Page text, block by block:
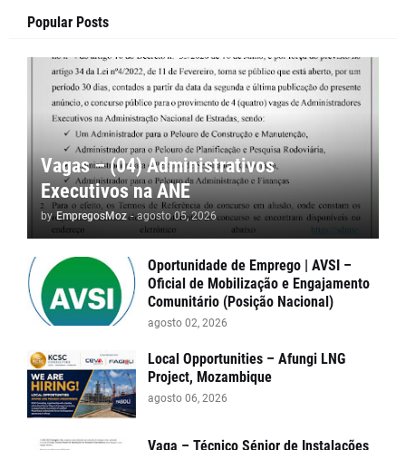
Popular Posts
Vagas – (04) Administrativos
Executivos na ANE
by EmpregosMoz - agosto 05, 2026
Oportunidade de Emprego | AVSI –
Oficial de Mobilização e Engajamento
Comunitário (Posição Nacional)
agosto 02, 2026
Local Opportunities – Afungi LNG
Project, Mozambique
agosto 06, 2026
Vaga – Técnico Sénior de Instalações